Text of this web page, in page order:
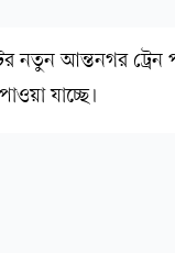
আন্তনগর ট্রেন
যাচ্ছে।